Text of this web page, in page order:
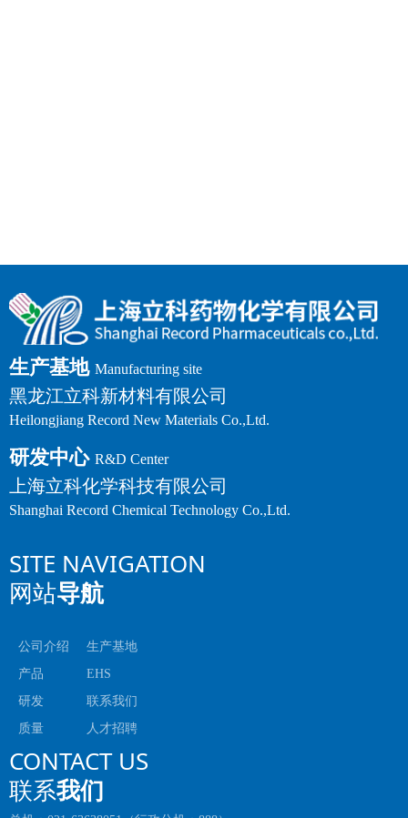
公司介绍
产品
研发
质量
生产基地
EHS
联系我们
人才招聘
SITE NAVIGATION
网站导航
CONTACT US
联系我们
生产基地 Manufacturing site
黑龙江立科新材料有限公司
Heilongjiang Record New Materials Co.,Ltd.
研发中心 R&D Center
上海立科化学科技有限公司
Shanghai Record Chemical Technology Co.,Ltd.